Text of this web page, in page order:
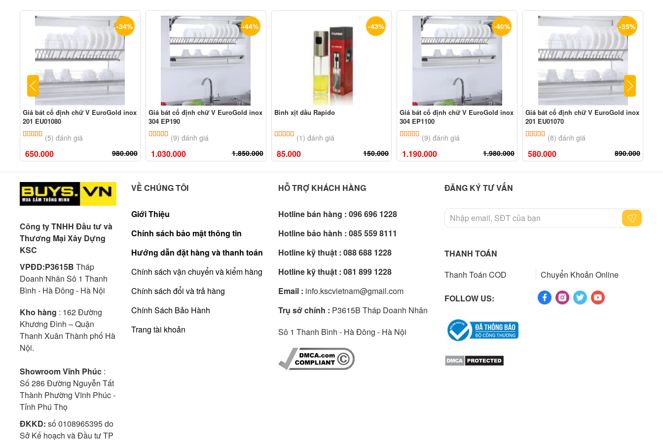
-34%
Giá bát cố định chữ V EuroGold inox
201 EU01080
5.00 trên 5 dựa trên
(5) đánh giá
650.000 980.000
-44%
Giá bát cố định chữ V EuroGold inox
304 EP190
5.00 trên 5 dựa trên
(9) đánh giá
1.030.000 1.850.000
-43%
Bình xịt dầu Rapido
5.00 trên 5 dựa trên
(1) đánh giá
85.000 150.000
-40%
Giá bát cố định chữ V EuroGold inox
304 EP1100
5.00 trên 5 dựa trên
9(9) đánh giá
1.190.000 1.980.000
-35%
Giá bát cố định chữ V EuroGold inox
201 EU01070
5.00 trên 5 dựa trên
8(8) đánh giá
580.000 890.000
Công ty TNHH Đầu tư và
Thương Mại Xây Dựng
KSC
VPĐD:P3615B Tháp
Doanh Nhân Sô 1 Thanh
Bình - Hà Đông - Hà Nội
Kho hàng : 162 Đường
Khương Đình – Quận
Thanh Xuân Thành phố Hà
Nội.
Showroom Vĩnh Phúc :
Số 286 Đường Nguyễn Tất
Thành Phường Vĩnh Phúc -
Tỉnh Phú Thọ
ĐKKD: số 0108965395 do
Sở Kế hoạch và Đầu tư TP
VỀ CHÚNG TÔI
Giới Thiệu
Chính sách bảo mật thông tin
Hướng dẫn đặt hàng và thanh toán
Chính sách vận chuyển và kiểm hàng
Chính sách đổi và trả hàng
Chính Sách Bảo Hành
Trang tài khoản
HỖ TRỢ KHÁCH HÀNG
Hotline bán hàng : 096 696 1228
Hotline bảo hành : 085 559 8111
Hotline kỹ thuật : 088 688 1228
Hotline kỹ thuật : 081 899 1228
Email : info.kscvietnam@gmail.com
Trụ sở chính : P3615B Tháp Doanh Nhân
Sô 1 Thanh Bình - Hà Đông - Hà Nội
ĐĂNG KÝ TƯ VẤN
THANH TOÁN
Thanh Toán COD
Chuyển Khoản Online
FOLLOW US: